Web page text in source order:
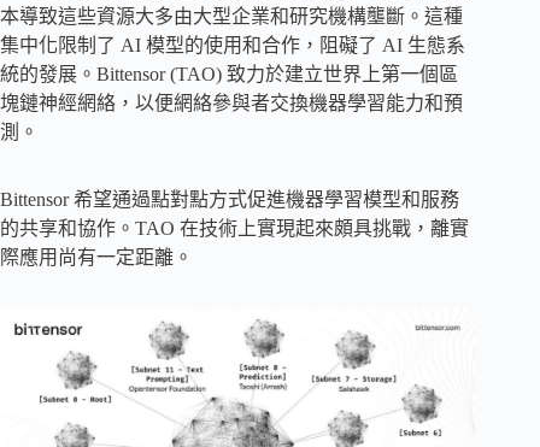
本導致這些資源大多由大型企業和研究機構壟斷。這種
集中化限制了 AI 模型的使用和合作，阻礙了 AI 生態系
統的發展。Bittensor (TAO) 致力於建立世界上第一個區
塊鏈神經網絡，以便網絡參與者交換機器學習能力和預
測。
Bittensor 希望通過點對點方式促進機器學習模型和服務
的共享和協作。TAO 在技術上實現起來頗具挑戰，離實
際應用尚有一定距離。